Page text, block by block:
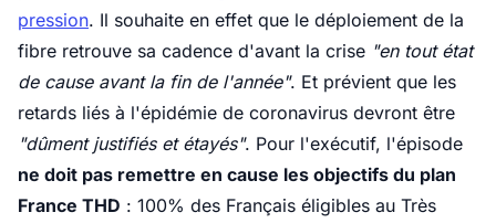
pression. Il souhaite en effet que le déploiement de la
fibre retrouve sa cadence d'avant la crise "en tout état
de cause avant la fin de l'année". Et prévient que les
retards liés à l'épidémie de coronavirus devront être
"dûment justifiés et étayés". Pour l'exécutif, l'épisode
ne doit pas remettre en cause les objectifs du plan
France THD : 100% des Français éligibles au Très